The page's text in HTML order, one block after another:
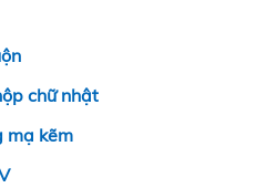
chữ nhật
mạ kẽm